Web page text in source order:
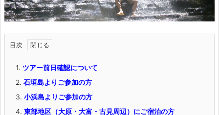
目次
1. ツアー前日確認について
2. 石垣島よりご参加の方
3. 小浜島よりご参加の方
4. 東部地区（大原・大富・古見周辺）にご宿泊の方